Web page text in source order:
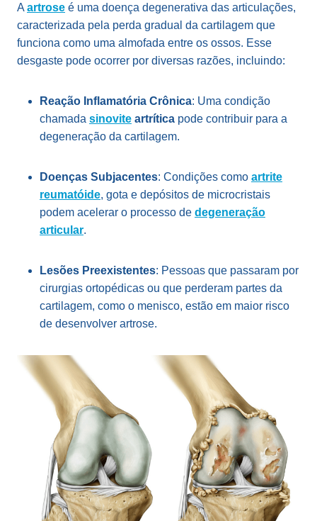
A artrose é uma doença degenerativa das articulações,
caracterizada pela perda gradual da cartilagem que
funciona como uma almofada entre os ossos. Esse
desgaste pode ocorrer por diversas razões, incluindo:
Reação Inflamatória Crônica: Uma condição
chamada sinovite artrítica pode contribuir para a
degeneração da cartilagem.
Doenças Subjacentes: Condições como artrite
reumatóide, gota e depósitos de microcristais
podem acelerar o processo de degeneração
articular.
Lesões Preexistentes: Pessoas que passaram por
cirurgias ortopédicas ou que perderam partes da
cartilagem, como o menisco, estão em maior risco
de desenvolver artrose.